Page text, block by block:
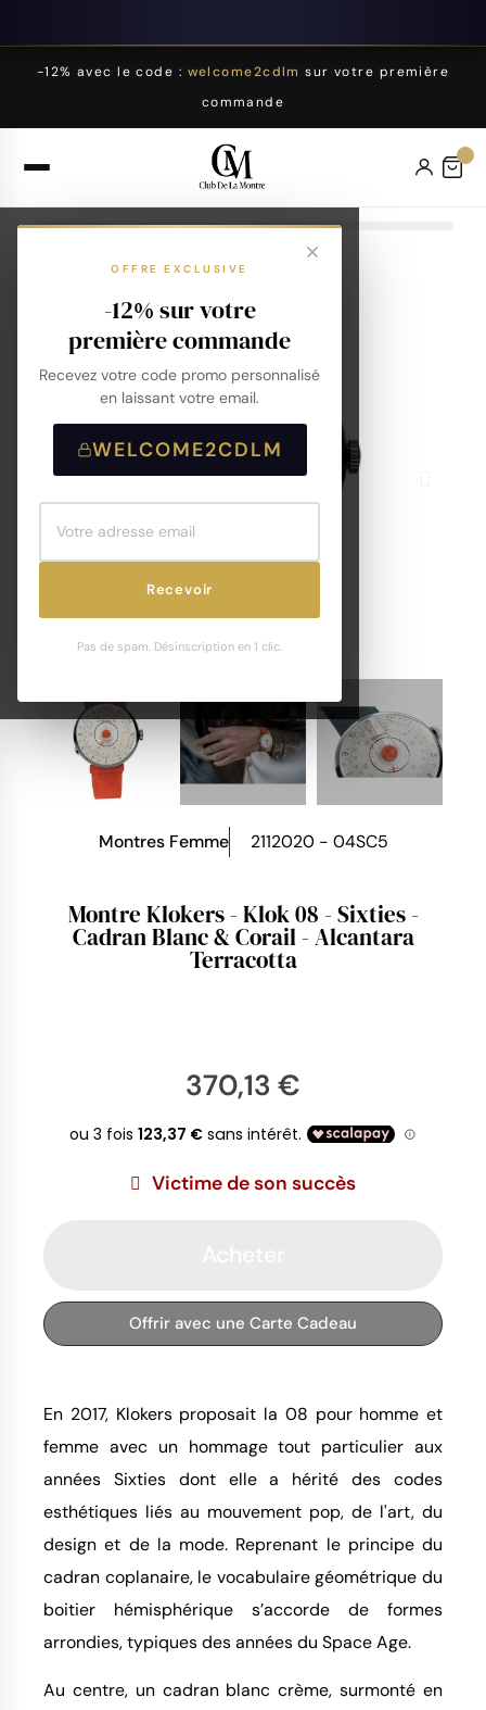
-12% avec le code : welcome2cdlm sur votre première
commande
OFFRE EXCLUSIVE
-12% sur votre
première commande
Recevez votre code promo personnalisé
en laissant votre email.
WELCOME2CDLM
Recevoir
Pas de spam. Désinscription en 1 clic.
Montres Femme 2112020 - 04SC5
Montre Klokers - Klok 08 - Sixties -
Cadran Blanc & Corail - Alcantara
Terracotta
370,13 €
Victime de son succès
Offrir avec une Carte Cadeau
En 2017, Klokers proposait la 08 pour homme et
femme avec un hommage tout particulier aux
années Sixties dont elle a hérité des codes
esthétiques liés au mouvement pop, de l'art, du
design et de la mode. Reprenant le principe du
cadran coplanaire, le vocabulaire géométrique du
boitier hémisphérique s’accorde de formes
arrondies, typiques des années du Space Age.
Au centre, un cadran blanc crème, surmonté en